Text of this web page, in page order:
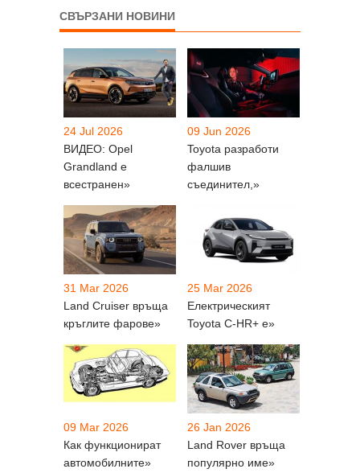
СВЪРЗАНИ НОВИНИ
24 Jul 2026
ВИДЕО: Opel
Grandland е
всестранен»
09 Jun 2026
Toyota разработи
фалшив
съединител,»
31 Mar 2026
Land Cruiser връща
кръглите фарове»
25 Mar 2026
Електрическият
Toyota C-HR+ е»
09 Mar 2026
Как функционират
автомобилните»
26 Jan 2026
Land Rover връща
популярно име»